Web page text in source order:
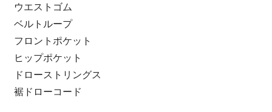
ウエストゴム
ベルトループ
フロントポケット
ヒップポケット
ドローストリングス
裾ドローコード